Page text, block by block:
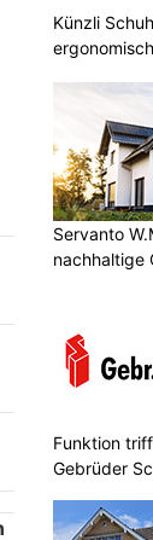
Künzli
Servanto
nachhaltige
Funktion
Gebrüder